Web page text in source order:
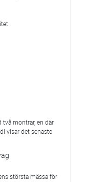
två montrar, en där
visar det senaste
största mässa för